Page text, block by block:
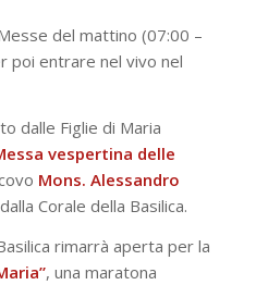
del mattino (07:00 –
poi entrare nel vivo nel
dalle Figlie di Maria
vespertina delle
Mons. Alessandro
Corale della Basilica.
rimarrà aperta per la
, una maratona